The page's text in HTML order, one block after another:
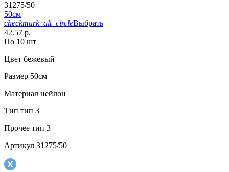
31275/50
50см
checkmark_alt_circleВыбрать
42.57 р.
По 10 шт
Цвет бежевый
Размер 50см
Материал нейлон
Тип тип 3
Прочее тип 3
Артикул 31275/50